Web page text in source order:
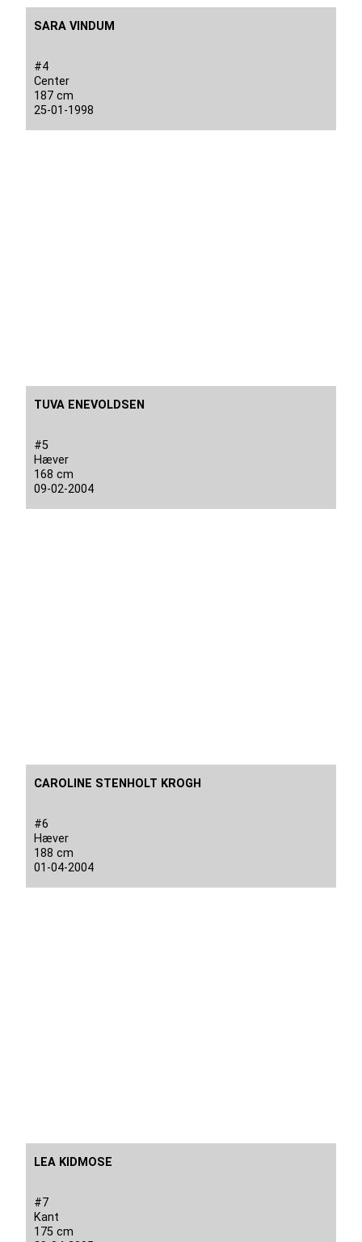
SARA VINDUM
#4
Center
187 cm
25-01-1998
TUVA ENEVOLDSEN
#5
Hæver
168 cm
09-02-2004
CAROLINE STENHOLT KROGH
#6
Hæver
188 cm
01-04-2004
LEA KIDMOSE
#7
Kant
175 cm